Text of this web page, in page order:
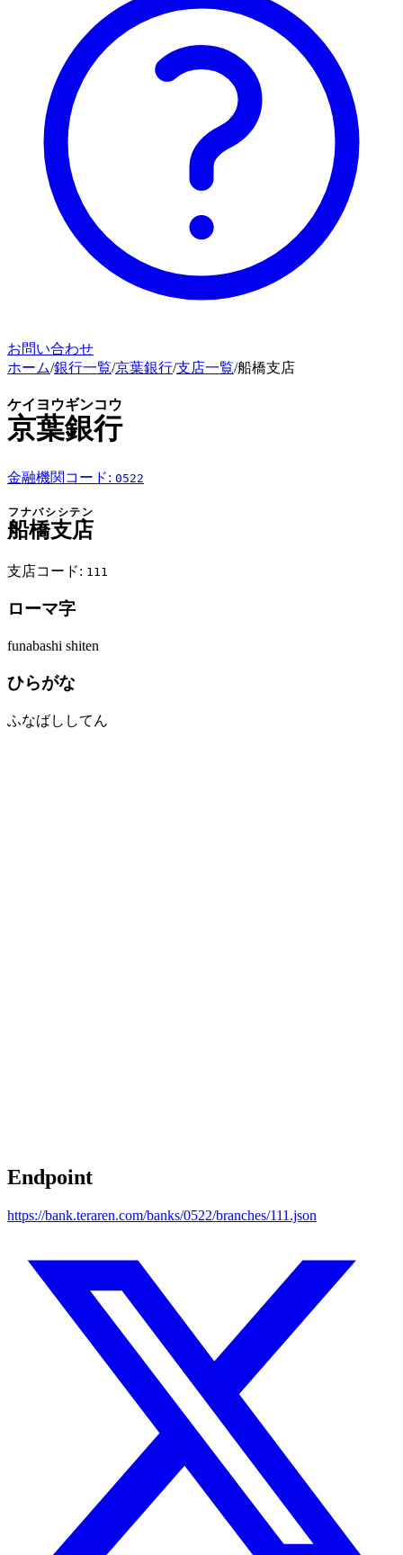
お問い合わせ
ホーム/銀行一覧/京葉銀行/支店一覧/船橋支店
京葉銀行
ケイヨウギンコウ
金融機関コード: 0522
船橋支店
フナバシシテン
支店コード: 111
ローマ字
funabashi shiten
ひらがな
ふなばししてん
Endpoint
https://bank.teraren.com/banks/0522/branches/111.json